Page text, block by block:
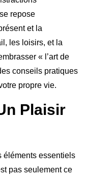
repose
et la
les loisirs, et la
« l’art de
conseils pratiques
propre vie.
Plaisir
éléments essentiels
pas seulement ce